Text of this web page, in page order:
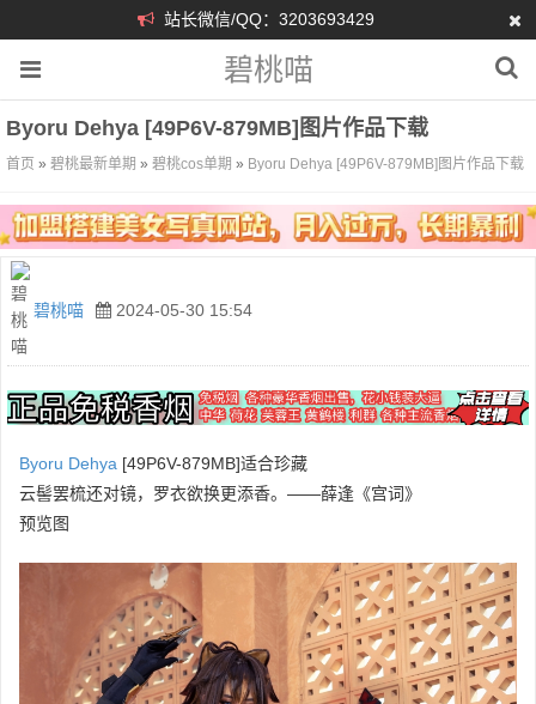
站长微信/QQ：3203693429
碧桃喵
Byoru Dehya [49P6V-879MB]图片作品下载
首页 » 碧桃最新单期 » 碧桃cos单期 » Byoru Dehya [49P6V-879MB]图片作品下载
碧桃喵 2024-05-30 15:54
Byoru Dehya [49P6V-879MB]适合珍藏
云髻罢梳还对镜，罗衣欲换更添香。——薛逢《宫词》
预览图